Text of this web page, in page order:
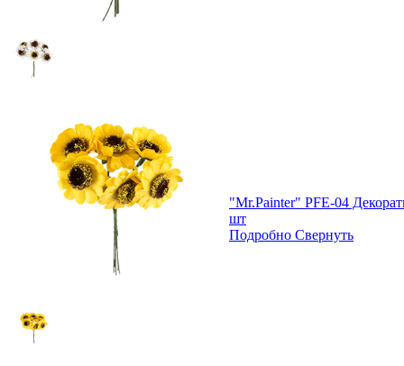
"Mr.Painter" PFE-04
шт
Подробно Свернуть